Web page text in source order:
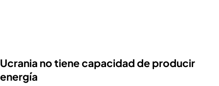
Ucrania no tiene capacidad de producir
energía